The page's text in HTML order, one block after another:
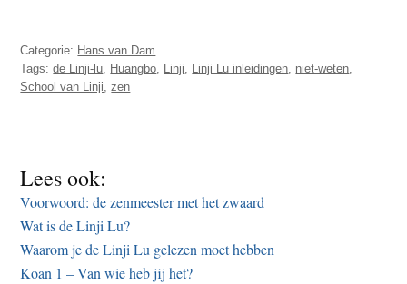
Categorie: Hans van Dam
Tags:de Linji-lu, Huangbo, Linji, Linji Lu inleidingen, niet-weten,
School van Linji,zen
Lees ook:
Voorwoord: de zenmeester met het zwaard
Wat is de Linji Lu?
Waarom je de Linji Lu gelezen moet hebben
Koan 1 – Van wie heb jij het?